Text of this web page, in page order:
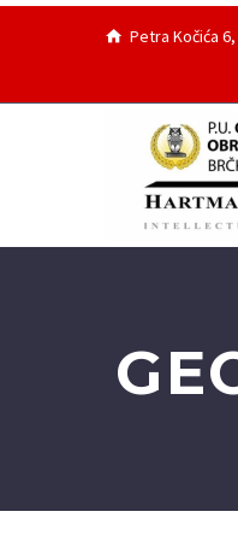
Petra Kočića